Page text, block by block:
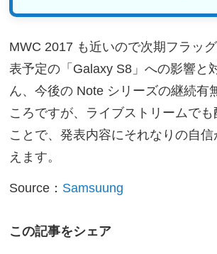
MWC 2017 も近いので次期フラッ
表予定の「Galaxy S8」への影響と
ん、今後の Note シリーズの継続有
ころですが、ライブストリームでも
ことで、発表内容にそれなりの自信
えます。
Source： Samsuung
この記事をシェア